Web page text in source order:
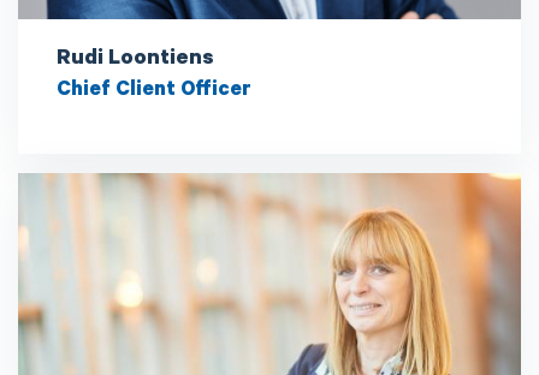
Rudi Loontiens
Chief Client Officer